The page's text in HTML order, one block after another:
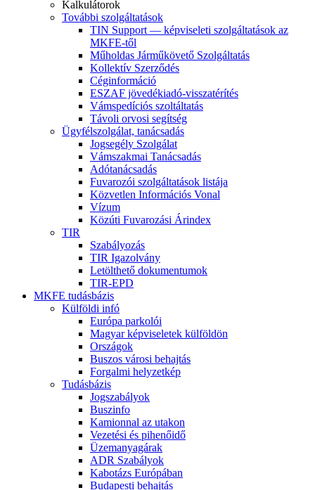
Kalkulátorok
További szolgáltatások
TIN Support — képviseleti szolgáltatások az
MKFE-től
Műholdas Járműkövető Szolgáltatás
Kollektív Szerződés
Céginformáció
ESZAF jövedékiadó-visszatérítés
Vámspedíciós szoltáltatás
Távoli orvosi segítség
Ügyfélszolgálat, tanácsadás
Jogsegély Szolgálat
Vámszakmai Tanácsadás
Adótanácsadás
Fuvarozói szolgáltatások listája
Közvetlen Információs Vonal
Vízum
Közúti Fuvarozási Árindex
TIR
Szabályozás
TIR Igazolvány
Letölthető dokumentumok
TIR-EPD
MKFE tudásbázis
Külföldi infó
Európa parkolói
Magyar képviseletek külföldön
Országok
Buszos városi behajtás
Forgalmi helyzetkép
Tudásbázis
Jogszabályok
Buszinfo
Kamionnal az utakon
Vezetési és pihenőidő
Üzemanyagárak
ADR Szabályok
Kabotázs Európában
Budapesti behajtás